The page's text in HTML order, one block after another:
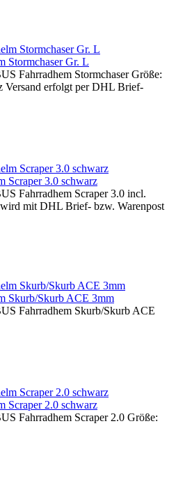
Stormchaser Gr. L
Fahrradhem Stormchaser Größe:
Versand erfolgt per DHL Brief-
Scraper 3.0 schwarz
Fahrradhem Scraper 3.0 incl.
mit DHL Brief- bzw. Warenpost
Skurb/Skurb ACE 3mm
Fahrradhem Skurb/Skurb ACE
Scraper 2.0 schwarz
Fahrradhem Scraper 2.0 Größe: